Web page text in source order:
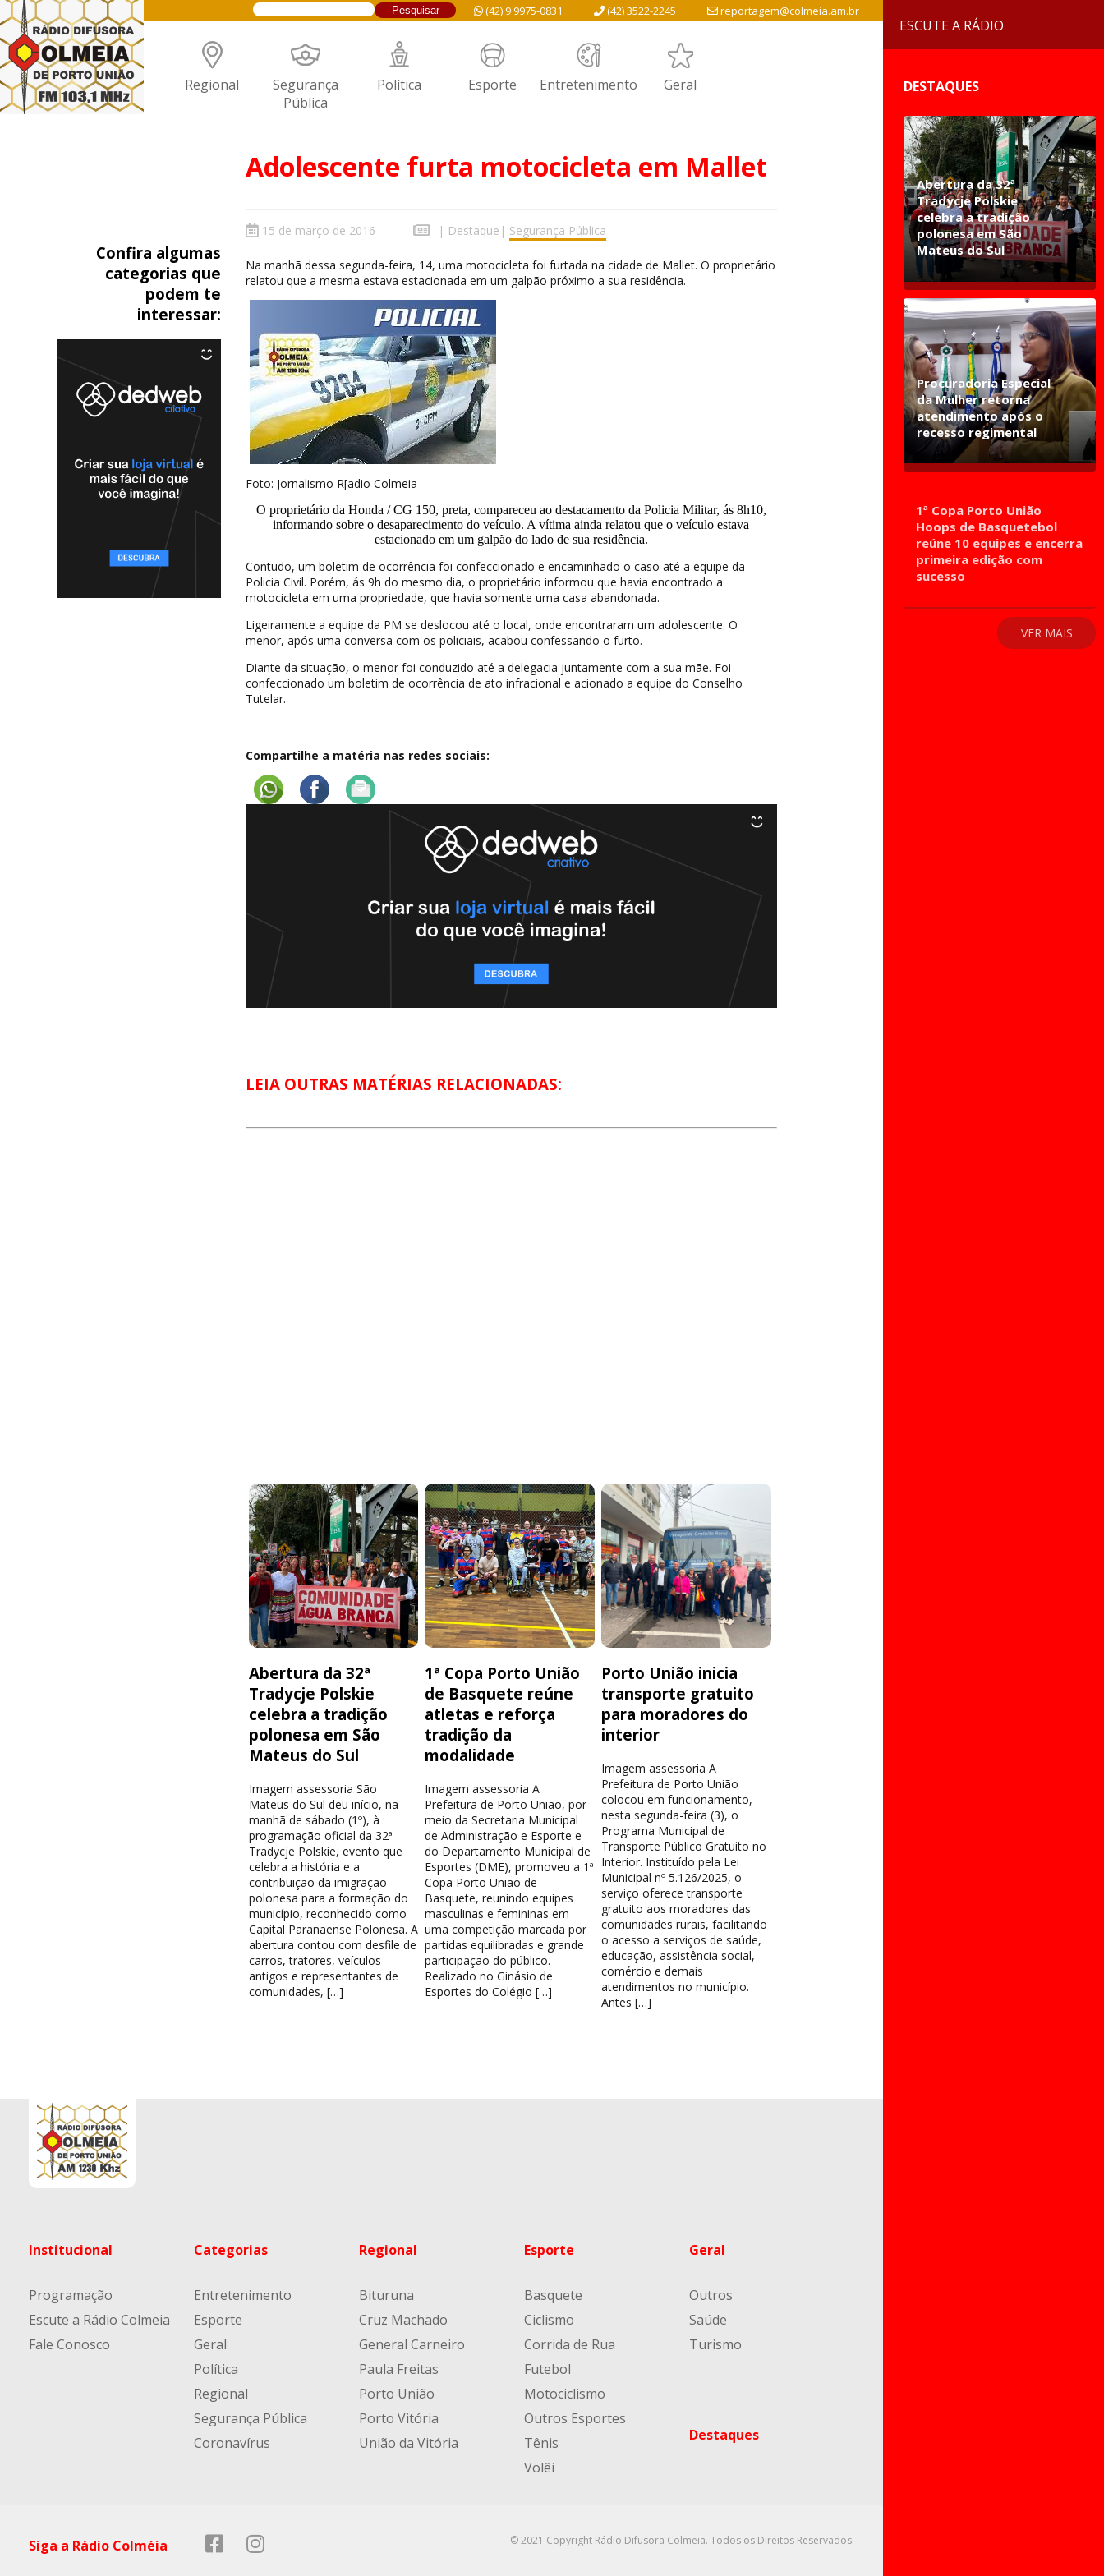
reportagem@colmeia.am.br
(42) 3522-2245
(42) 9 9975-0831
Regional Segurança
Pública
Política Esporte Entretenimento Geral
Adolescente furta motocicleta em Mallet
Confira algumas
categorias que
podem te
interessar:
15 de março de 2016 | Destaque | Segurança Pública
Na manhã dessa segunda-feira, 14, uma motocicleta foi furtada na cidade de Mallet. O proprietário
relatou que a mesma estava estacionada em um galpão próximo a sua residência.
Foto: Jornalismo R[adio Colmeia
O proprietário da Honda / CG 150, preta, compareceu ao destacamento da Policia Militar, ás 8h10,
informando sobre o desaparecimento do veículo. A vítima ainda relatou que o veículo estava
estacionado em um galpão do lado de sua residência.
Contudo, um boletim de ocorrência foi confeccionado e encaminhado o caso até a equipe da
Policia Civil. Porém, ás 9h do mesmo dia, o proprietário informou que havia encontrado a
motocicleta em uma propriedade, que havia somente uma casa abandonada.
Ligeiramente a equipe da PM se deslocou até o local, onde encontraram um adolescente. O
menor, após uma conversa com os policiais, acabou confessando o furto.
Diante da situação, o menor foi conduzido até a delegacia juntamente com a sua mãe. Foi
confeccionado um boletim de ocorrência de ato infracional e acionado a equipe do Conselho
Tutelar.
Compartilhe a matéria nas redes sociais:
LEIA OUTRAS MATÉRIAS RELACIONADAS:
Abertura da 32ª
Tradycje Polskie
celebra a tradição
polonesa em São
Mateus do Sul
Imagem assessoria São
Mateus do Sul deu início, na
manhã de sábado (1º), à
programação oficial da 32ª
Tradycje Polskie, evento que
celebra a história e a
contribuição da imigração
polonesa para a formação do
município, reconhecido como
Capital Paranaense Polonesa. A
abertura contou com desfile de
carros, tratores, veículos
antigos e representantes de
comunidades, […]
1ª Copa Porto União
de Basquete reúne
atletas e reforça
tradição da
modalidade
Imagem assessoria A
Prefeitura de Porto União, por
meio da Secretaria Municipal
de Administração e Esporte e
do Departamento Municipal de
Esportes (DME), promoveu a 1ª
Copa Porto União de
Basquete, reunindo equipes
masculinas e femininas em
uma competição marcada por
partidas equilibradas e grande
participação do público.
Realizado no Ginásio de
Esportes do Colégio […]
Porto União inicia
transporte gratuito
para moradores do
interior
Imagem assessoria A
Prefeitura de Porto União
colocou em funcionamento,
nesta segunda-feira (3), o
Programa Municipal de
Transporte Público Gratuito no
Interior. Instituído pela Lei
Municipal nº 5.126/2025, o
serviço oferece transporte
gratuito aos moradores das
comunidades rurais, facilitando
o acesso a serviços de saúde,
educação, assistência social,
comércio e demais
atendimentos no município.
Antes […]
Institucional
Programação
Escute a Rádio Colmeia
Fale Conosco
Categorias
Entretenimento
Esporte
Geral
Política
Regional
Segurança Pública
Coronavírus
Regional
Bituruna
Cruz Machado
General Carneiro
Paula Freitas
Porto União
Porto Vitória
União da Vitória
Esporte
Basquete
Ciclismo
Corrida de Rua
Futebol
Motociclismo
Outros Esportes
Tênis
Volêi
Geral
Outros
Saúde
Turismo
Destaques
Siga a Rádio Colméia © 2021 Copyright Rádio Difusora Colmeia. Todos os Direitos Reservados.
ESCUTE A RÁDIO
DESTAQUES
Abertura da 32ª
Tradycje Polskie
celebra a tradição
polonesa em São
Mateus do Sul
Procuradoria Especial
da Mulher retorna
atendimento após o
recesso regimental
1ª Copa Porto União
Hoops de Basquetebol
reúne 10 equipes e encerra
primeira edição com
sucesso
VER MAIS